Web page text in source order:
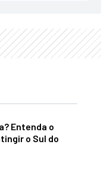
Entenda o
o Sul do